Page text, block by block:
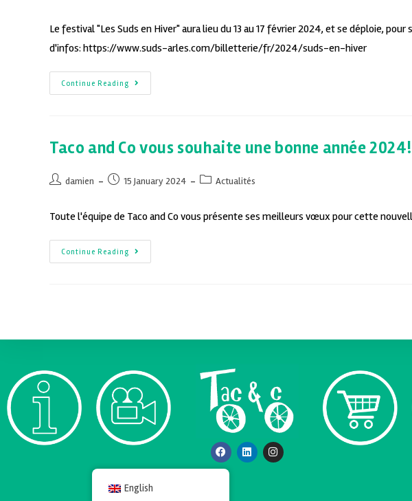
Le festival "Les Suds en Hiver" aura lieu du 13 au 17 février 2024, et se déploie,
d'infos: https://www.suds-arles.com/billetterie/fr/2024/suds-en-hiver
Continue Reading
Taco and Co vous souhaite une bonne année 2024!
damien 15 January 2024 Actualités
Toute l'équipe de Taco and Co vous présente ses meilleurs vœux pour cette
Continue Reading
English